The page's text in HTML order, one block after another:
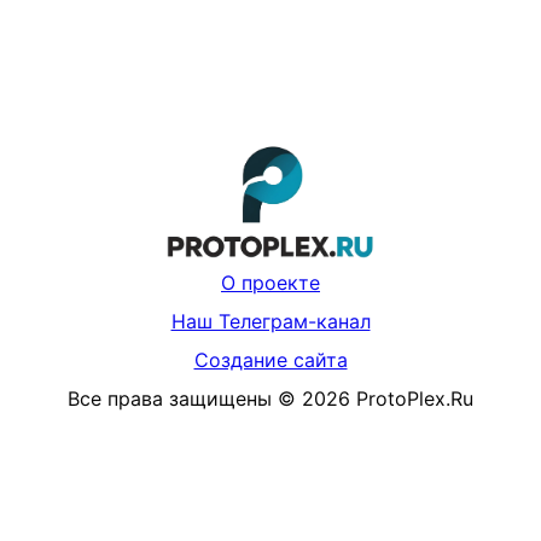
О проекте
Наш Телеграм-канал
Создание сайта
Все права защищены © 2026 ProtoPlex.Ru